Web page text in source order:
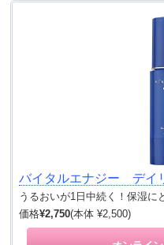
バイタルエナジー デイ
うるおいが1日中続く！保湿に
価格¥2,750(本体 ¥2,500)